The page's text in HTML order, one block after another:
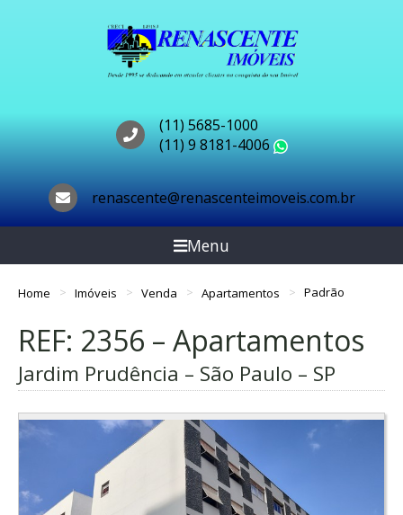
(11) 5685-1000
(11) 9 8181-4006
renascente@renascenteimoveis.com.br
Menu
Home Imóveis Venda Apartamentos Padrão
REF: 2356 – Apartamentos
Jardim Prudência – São Paulo – SP